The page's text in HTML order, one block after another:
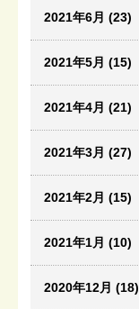
2021年6月 (23)
2021年5月 (15)
2021年4月 (21)
2021年3月 (27)
2021年2月 (15)
2021年1月 (10)
2020年12月 (18)